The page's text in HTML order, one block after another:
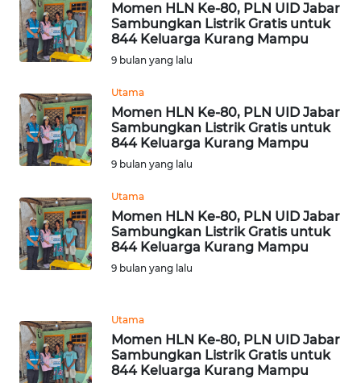
Momen HLN Ke-80, PLN UID Jabar
Sambungkan Listrik Gratis untuk
844 Keluarga Kurang Mampu
9 bulan yang lalu
Utama
Momen HLN Ke-80, PLN UID Jabar
Sambungkan Listrik Gratis untuk
844 Keluarga Kurang Mampu
9 bulan yang lalu
Utama
Momen HLN Ke-80, PLN UID Jabar
Sambungkan Listrik Gratis untuk
844 Keluarga Kurang Mampu
9 bulan yang lalu
Utama
Momen HLN Ke-80, PLN UID Jabar
Sambungkan Listrik Gratis untuk
844 Keluarga Kurang Mampu
WN
BABEL
SUMBAR
WN
SUMSEL
WN
BENGKULU
WN
LAMPUNG
JATENG
WN